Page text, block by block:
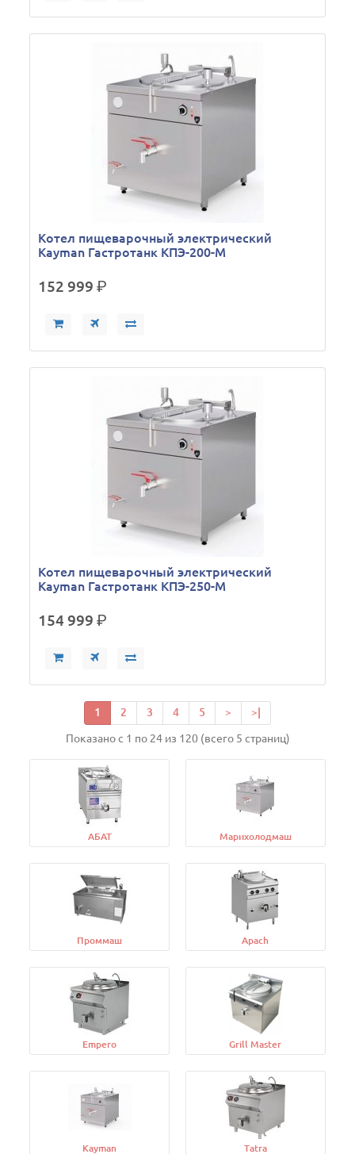
Кoтел пищеварочный электрический
Kayman Гастротанк КПЭ-200-М
152 999р.
Кoтел пищеварочный электрический
Kayman Гастротанк КПЭ-250-М
154 999р.
1 2 3 4 5 > >|
Показано с 1 по 24 из 120 (всего 5 страниц)
АБАТ Марихолодмаш
Проммаш Apach
Empero Grill Master
Kayman Tatra